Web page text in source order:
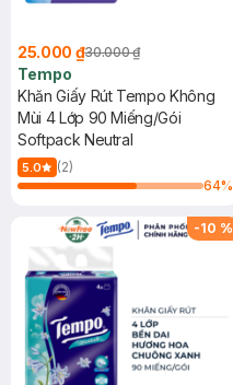
25.000 ₫30.000 ₫
Tempo
Khăn Giấy Rút Tempo Không
Mùi 4 Lớp 90 Miếng/Gói
Softpack Neutral
5.0
(2)
64%
-10 %